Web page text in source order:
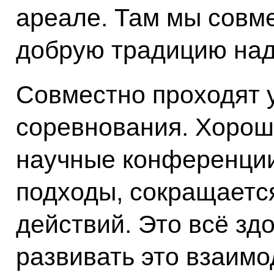
ареале. Там мы
добрую традицию
Совместно проходят
соревнования.
научные
подходы,
действий. Это всё
развивать это